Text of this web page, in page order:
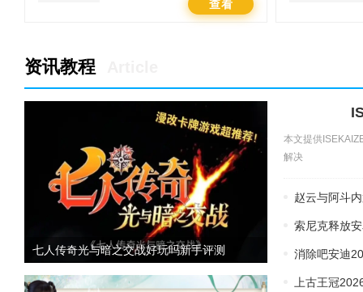
查看
资讯教程
七人传奇光与暗之交战好玩吗新手评测
本文提供
解决
赵云与阿斗
索尼克释放
消除吧安迪
上古王冠